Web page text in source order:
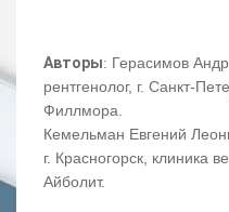
Авторы: Герасимов
рентгенолог, г. Санкт-
Филлмора.
Кемельман Евгений
г. Красногорск, клиника
Айболит.